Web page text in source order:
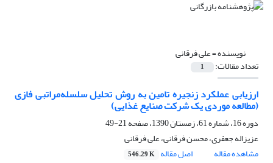
نویسنده =علی فرقانی
تعداد مقالات: 1
ارزیابی عملکرد زنجیره تامین به روش تحلیل سلسله‌مراتبی فازی
(مطالعه موردی یک شرکت صنایع غذایی)
دوره 16، شماره 61، زمستان 1390، صفحه
21-49
عزیزاله جعفری، محسن فرقانی، علی فرقانی
مشاهده مقاله
اصل مقاله 546.29 K